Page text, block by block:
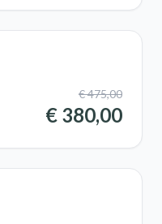
€ 475,00
€ 380,00